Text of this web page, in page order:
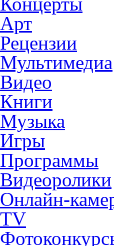
Арт
Рецензии
Мультимедиа
Видео
Книги
Музыка
Игры
Программы
Видеоролики
Онлайн-
TV